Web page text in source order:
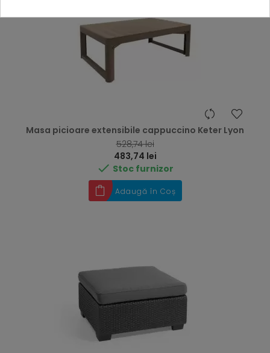
Masa picioare extensibile cappuccino Keter Lyon
528,74 lei
483,74 lei
 Stoc furnizor
Adaugă în Coș